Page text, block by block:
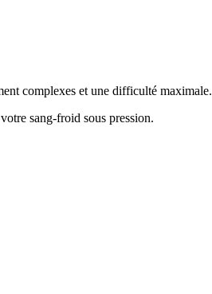
complexes et une difficulté maximale.
sang-froid sous pression.